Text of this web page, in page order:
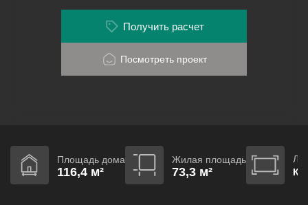
Получить расчет
Посмотреть проект
Площадь дома
116,4 м²
Жилая площадь
73,3 м²
КП